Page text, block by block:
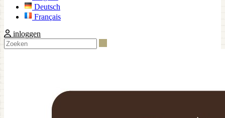
Deutsch
Français
inloggen